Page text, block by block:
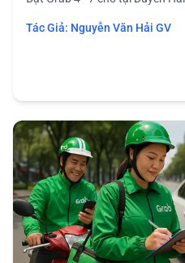
Tác Giả: Nguyễn Văn Hải GV